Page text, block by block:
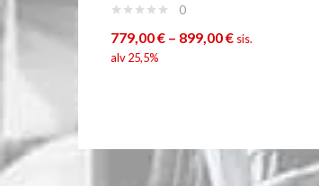
0
779,00€ – 899,00€ sis.
alv 25,5%